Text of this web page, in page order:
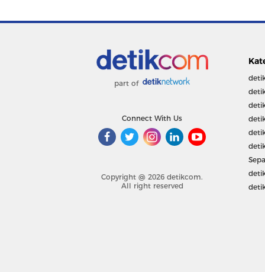
part of
Connect With Us
Copyright @ 2026 detikcom.
All right reserved